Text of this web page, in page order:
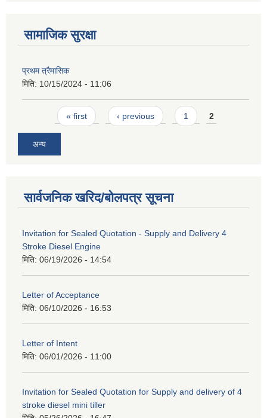
सामाजिक सुरक्षा
प्रथम त्रैमासिक
मिति: 10/15/2024 - 11:06
Pages« first ‹ previous 1 2
अन्य
सार्वजनिक खरिद/बोलपत्र सूचना
Invitation for Sealed Quotation - Supply and Delivery 4
Stroke Diesel Engine
मिति: 06/19/2026 - 14:54
Letter of Acceptance
मिति: 06/10/2026 - 16:53
Letter of Intent
मिति: 06/01/2026 - 11:00
Invitation for Sealed Quotation for Supply and delivery of 4
stroke diesel mini tiller